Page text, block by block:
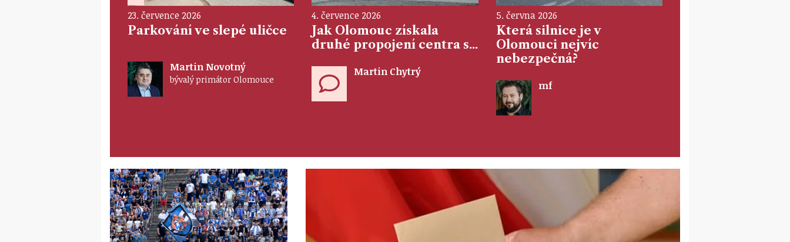
23. července 2026
Parkování ve slepé uličce
Martin Novotný
bývalý primátor Olomouce
4. července 2026
Jak Olomouc získala
druhé propojení centra s...
Martin Chytrý
5. června 2026
Která silnice je v
Olomouci nejvíc
nebezpečná?
mf